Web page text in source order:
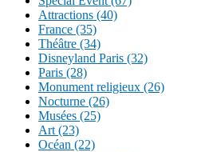
Attractions (40)
France (35)
Théâtre (34)
Disneyland Paris (32)
Paris (28)
Monument religieux (26)
Nocturne (26)
Musées (25)
Art (23)
Océan (22)